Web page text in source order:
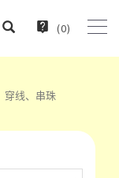
(0)
穿线、串珠